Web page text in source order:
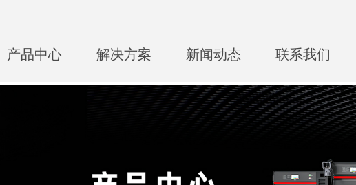
产品中心 解决方案 新闻动态 联系我们